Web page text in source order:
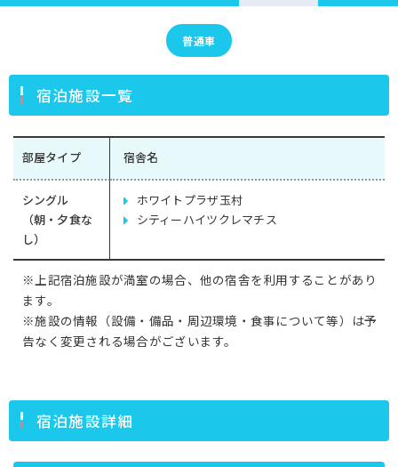
普通車
宿泊施設一覧
部屋タイプ 宿舎名
シングル
（朝・夕食な
し）
ホワイトプラザ玉村
シティーハイツクレマチス
※上記宿泊施設が満室の場合、他の宿舎を利用することがあり
ます。
※施設の情報（設備・備品・周辺環境・食事について等）は予
告なく変更される場合がございます。
宿泊施設詳細